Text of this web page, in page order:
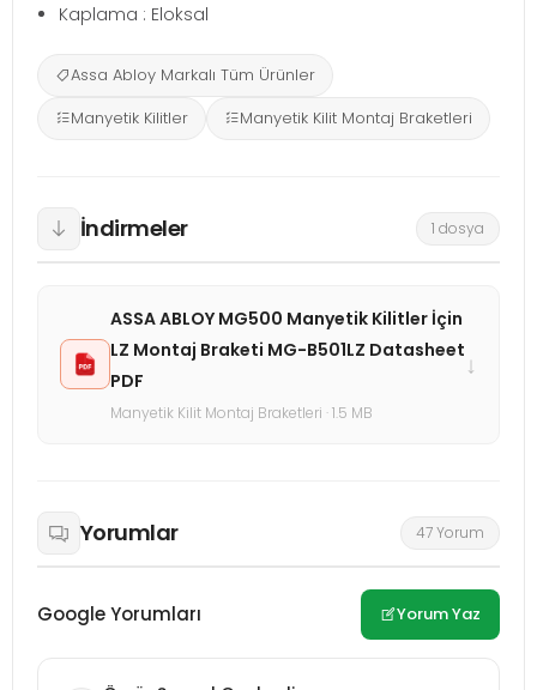
Kaplama : Eloksal
Assa Abloy Markalı Tüm Ürünler
Manyetik Kilitler
Manyetik Kilit Montaj Braketleri
İndirmeler 1 dosya
ASSA ABLOY MG500 Manyetik Kilitler İçin
LZ Montaj Braketi MG-B501LZ Datasheet
PDF
Manyetik Kilit Montaj Braketleri · 1.5 MB
↓
Yorumlar 47 Yorum
Google Yorumları Yorum Yaz